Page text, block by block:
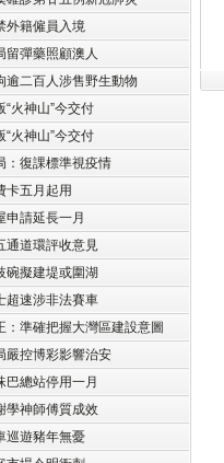
籍僱員入境
彈藥照顧澳人
二百人涉售野生動物
神山”今交付
神山”今交付
復課標準視疫情
五月起用
請延長一月
道環評收意見
擬建堤或圍湖
速涉非法賽車
準確把握大灣區建設意圖
控博彩影響治安
總站停用一月
神師傅質成效
遊豬年無憂